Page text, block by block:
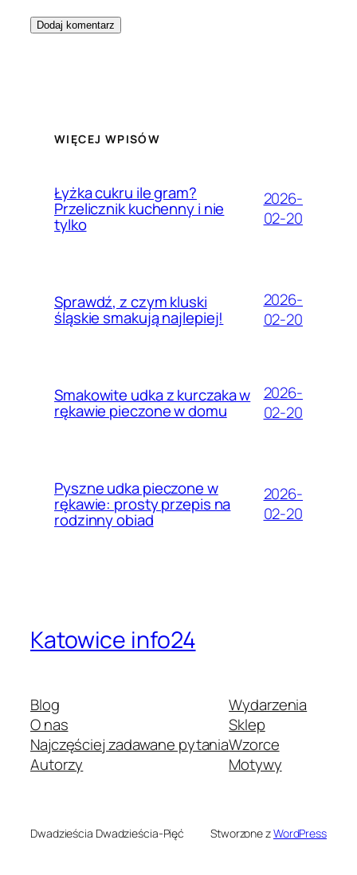
WIĘCEJ WPISÓW
Łyżka cukru ile gram?
Przelicznik kuchenny i nie
tylko
2026-
02-20
Sprawdź, z czym kluski
śląskie smakują najlepiej!
2026-
02-20
Smakowite udka z kurczaka w
rękawie pieczone w domu
2026-
02-20
Pyszne udka pieczone w
rękawie: prosty przepis na
rodzinny obiad
2026-
02-20
Katowice info24
Blog
O nas
Najczęściej zadawane pytania
Autorzy
Wydarzenia
Sklep
Wzorce
Motywy
Dwadzieścia Dwadzieścia-Pięć Stworzone zWordPress